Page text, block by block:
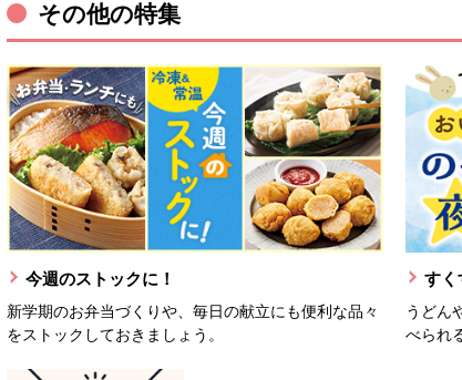
その他の特集
今週のストックに！
新学期のお弁当づくりや、毎日の献立にも便利な品々
をストックしておきましょう。
すく
うどん
べられ